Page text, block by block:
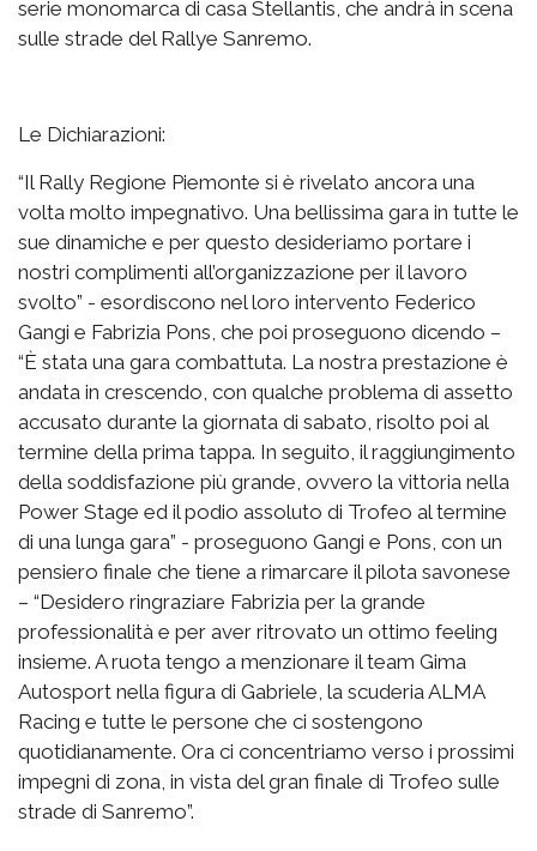
serie monomarca di casa Stellantis, che andrà in scena
sulle strade del Rallye Sanremo.
Le Dichiarazioni:
“Il Rally Regione Piemonte si è rivelato ancora una
volta molto impegnativo. Una bellissima gara in tutte le
sue dinamiche e per questo desideriamo portare i
nostri complimenti all’organizzazione per il lavoro
svolto” - esordiscono nel loro intervento Federico
Gangi e Fabrizia Pons, che poi proseguono dicendo –
“È stata una gara combattuta. La nostra prestazione è
andata in crescendo, con qualche problema di assetto
accusato durante la giornata di sabato, risolto poi al
termine della prima tappa. In seguito, il raggiungimento
della soddisfazione più grande, ovvero la vittoria nella
Power Stage ed il podio assoluto di Trofeo al termine
di una lunga gara” - proseguono Gangi e Pons, con un
pensiero finale che tiene a rimarcare il pilota savonese
– “Desidero ringraziare Fabrizia per la grande
professionalità e per aver ritrovato un ottimo feeling
insieme. A ruota tengo a menzionare il team Gima
Autosport nella figura di Gabriele, la scuderia ALMA
Racing e tutte le persone che ci sostengono
quotidianamente. Ora ci concentriamo verso i prossimi
impegni di zona, in vista del gran finale di Trofeo sulle
strade di Sanremo”.